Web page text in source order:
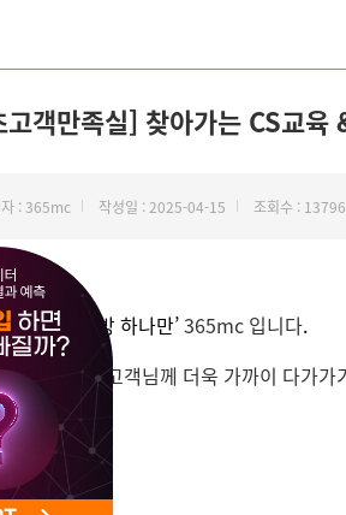
고객만족실] 찾아가는 CS교
: 365mc 작성일 : 2025-04-15 조회수 : 13796
하세요 지방 하나만’365mc 입니다.
객만족실이 고객님께 더욱 가까이 다가